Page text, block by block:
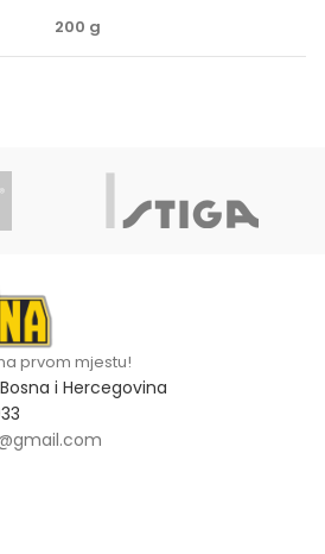
200 g
prvom mjestu!
i Hercegovina